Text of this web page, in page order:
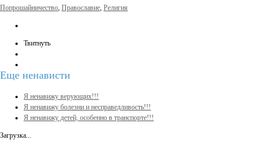
Попрошайничество, Православие, Религия
Твитнуть
Еще ненависти
Я ненавижу верующих!!!
Я ненавижу болезни и несправедливость!!!
Я ненавижу детей, особенно в транспорте!!!
Загрузка...